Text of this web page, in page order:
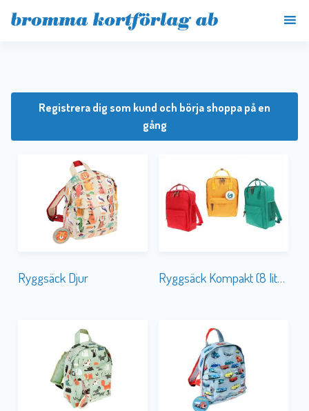
Registrera dig som kund och börja shoppa på en
gång
Ryggsäck Djur Ryggsäck Kompakt (8 liter)